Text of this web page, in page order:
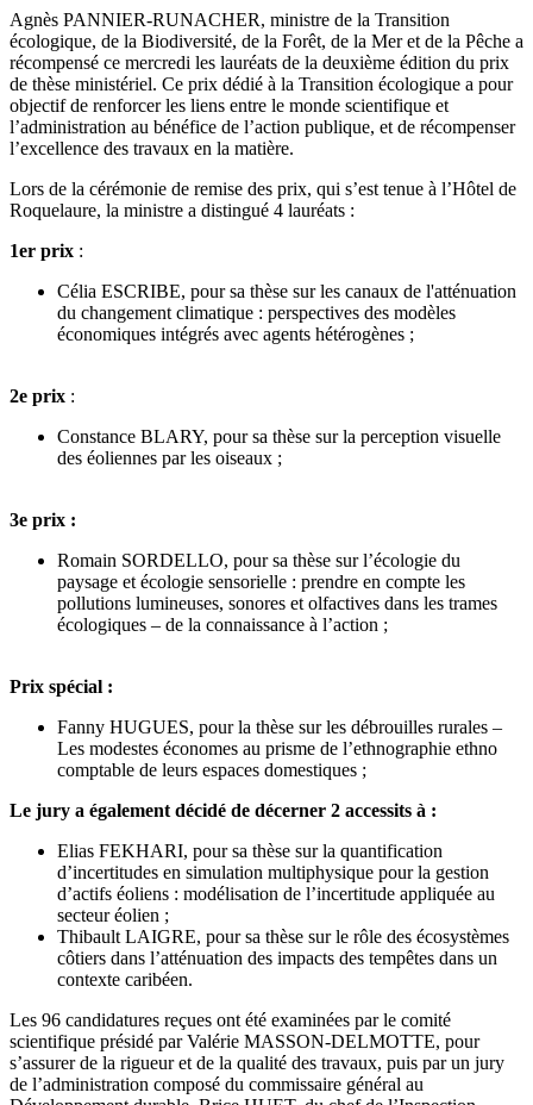
Agnès PANNIER-RUNACHER, ministre de la Transition
écologique, de la Biodiversité, de la Forêt, de la Mer et de la Pêche a
récompensé ce mercredi les lauréats de la deuxième édition du prix
de thèse ministériel. Ce prix dédié à la Transition écologique a pour
objectif de renforcer les liens entre le monde scientifique et
l’administration au bénéfice de l’action publique, et de récompenser
l’excellence des travaux en la matière.
Lors de la cérémonie de remise des prix, qui s’est tenue à l’Hôtel de
Roquelaure, la ministre a distingué 4 lauréats :
1er prix :
Célia ESCRIBE, pour sa thèse sur les canaux de l'atténuation
du changement climatique : perspectives des modèles
économiques intégrés avec agents hétérogènes ;
2e prix :
Constance BLARY, pour sa thèse sur la perception visuelle
des éoliennes par les oiseaux ;
3e prix :
Romain SORDELLO, pour sa thèse sur l’écologie du
paysage et écologie sensorielle : prendre en compte les
pollutions lumineuses, sonores et olfactives dans les trames
écologiques – de la connaissance à l’action ;
Prix spécial :
Fanny HUGUES, pour la thèse sur les débrouilles rurales –
Les modestes économes au prisme de l’ethnographie ethno
comptable de leurs espaces domestiques ;
Le jury a également décidé de décerner 2 accessits à :
Elias FEKHARI, pour sa thèse sur la quantification
d’incertitudes en simulation multiphysique pour la gestion
d’actifs éoliens : modélisation de l’incertitude appliquée au
secteur éolien ;
Thibault LAIGRE, pour sa thèse sur le rôle des écosystèmes
côtiers dans l’atténuation des impacts des tempêtes dans un
contexte caribéen.
Les 96 candidatures reçues ont été examinées par le comité
scientifique présidé par Valérie MASSON-DELMOTTE, pour
s’assurer de la rigueur et de la qualité des travaux, puis par un jury
de l’administration composé du commissaire général au